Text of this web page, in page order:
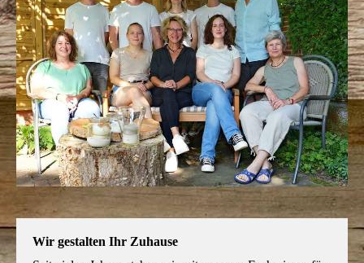
Wir gestalten Ihr Zuhause